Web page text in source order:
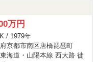
万円
/ 1979年
京都市南区唐橋琵琶町
東海道・山陽本線 西大路 徒